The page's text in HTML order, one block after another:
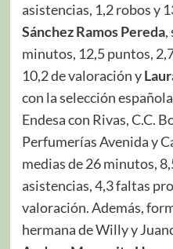
asistencias, 1,2 robos y
Sánchez Ramos Pereda,
minutos, 12,5 puntos,
10,2 de valoración y
con la selección
Endesa con Rivas, C.C.
Perfumerías Avenida y
medias de 26 minutos,
asistencias, 4,3 faltas
valoración. Además,
hermana de Willy y